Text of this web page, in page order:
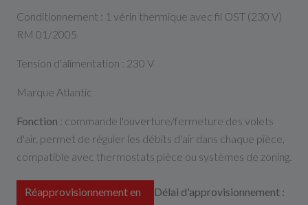
Conditionnement : 1 vérin thermique avec fil OST (230 V)
RM 01/2005
Tension d'alimentation : 230 V
Marque Atlantic
Fonction : commande l'ouverture/fermeture des volets
d'air, permet de réguler les débits d'air dans chaque pièce,
compatible avec thermostats pièce ou systèmes de zoning.
Réapprovisionnement en
Délai d'approvisionnement :